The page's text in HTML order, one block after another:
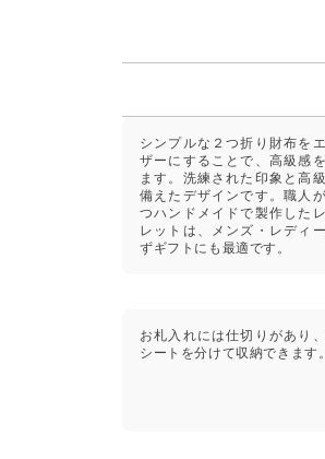
シンプルな２つ折り財布を
ザーにすることで、高級感
ます。洗練された印象と高
備えたデザインです。職人
つハンドメイドで製作した
レットは、メンズ・レディ
ずギフトにも最適です。
お札入れには仕切りがあり
シートを分けて収納できます。